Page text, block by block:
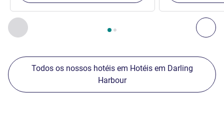
Anterior - Os nossos outros estabelecimentos nas
Página , Os nossos outros estabelecimentos nas
Todos os nossos hotéis em Hotéis em Darling
Harbour